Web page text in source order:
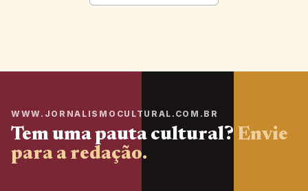
WWW.JORNALISMOCULTURAL.COM.BR
Tem uma pauta cultural? Envie
para a redação.